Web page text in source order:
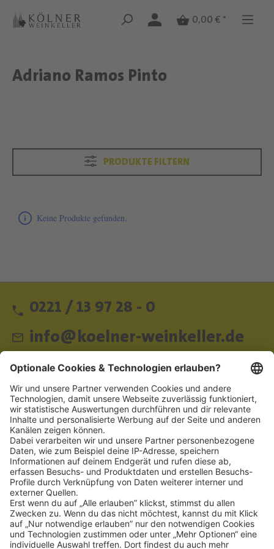
Zum Hauptinhalt springen
Zum Hauptinhalt springen
0,00 € *
Text überspringen
Adriano Ramos Pinto
Text überspringen
PRODUKTE FILTERN
Keine Produkte gefunden.
0221 / 13 97 28 - 0
info@koelner-weinkeller.de
Schnellzugriff
ZAHLUNGSMETHODEN
SOCIAL
NEWSLETTER
BESUCHEN SIE UNS